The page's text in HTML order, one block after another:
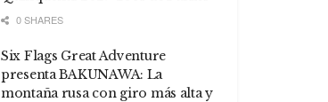
0 SHARES
Six Flags Great Adventure
presenta BAKUNAWA: La
montaña rusa con giro más alta y